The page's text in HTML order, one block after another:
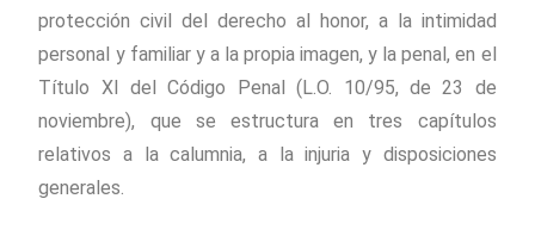
protección civil del derecho al honor, a la intimidad
personal y familiar y a la propia imagen, y la penal, en el
Título XI del Código Penal (L.O. 10/95, de 23 de
noviembre), que se estructura en tres capítulos
relativos a la calumnia, a la injuria y disposiciones
generales.